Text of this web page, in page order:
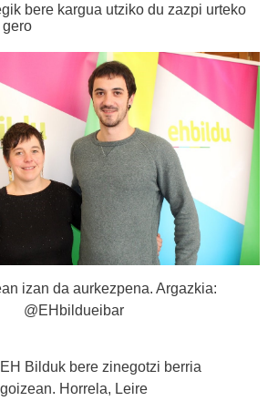
bere kargua utziko du zazpi urteko
izan da aurkezpena. Argazkia:
@EHbildueibar
Bilduk bere zinegotzi berria
Horrela, Leire